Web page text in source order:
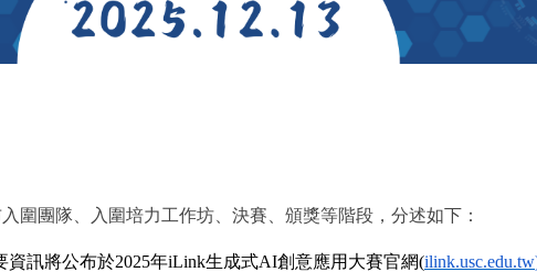
活動封面
圍團隊、入圍培力工作坊、決賽、頒獎等階段，分述如下：
資訊將公布於2025年iLink生成式AI創意應用大賽官網(ilink.usc.edu.tw